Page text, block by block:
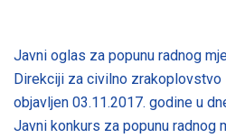
Javni oglas za popunu radnog
Direkciji za civilno zrakoplovstvo
objavljen 03.11.2017. godine u
Javni konkurs za popunu radnog